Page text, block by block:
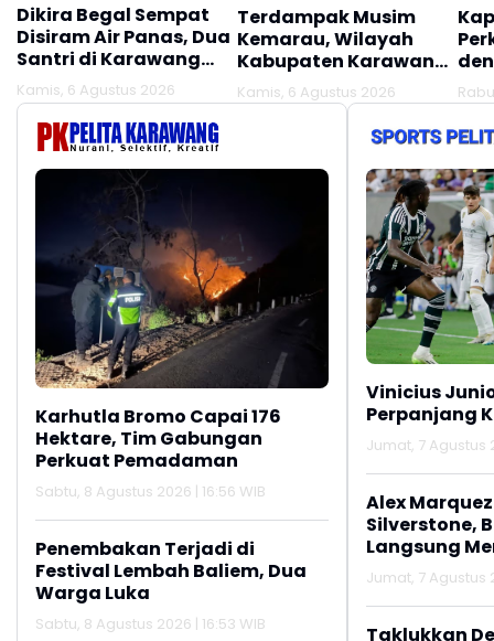
Dikira Begal Sempat
Disiram Air Panas, Dua
Santri di Karawang
Terluka Akibat Aksi
Oknum Linmas
Kamis, 6 Agustus 2026
Terdampak Musim
Kemarau, Wilayah
Kabupaten Karawang
Kekeringan Makin
Meluas
Kamis, 6 Agustus 2026
Karhutla Bromo Capai 176
Hektare, Tim Gabungan
Perkuat Pemadaman
Sabtu, 8 Agustus 2026 | 16:56 WIB
Penembakan Terjadi di
Festival Lembah Baliem, Dua
Warga Luka
Sabtu, 8 Agustus 2026 | 16:53 WIB
Vinicius
Perpanjang
Jumat, 7 Agustus
Alex
Silverstone,
Langsung
Jumat, 7 Agustus
Taklukkan